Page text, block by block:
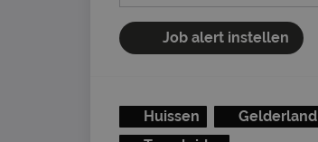
Job alert instellen
Huissen Gelderland